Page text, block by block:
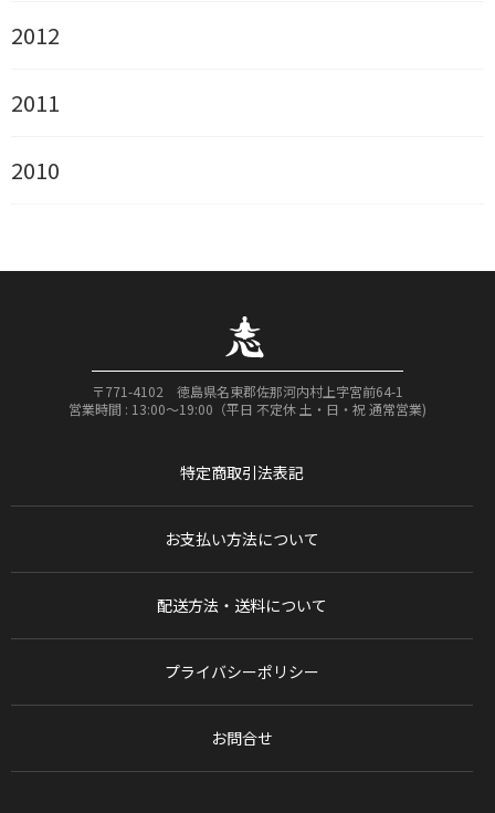
2012
2011
2010
〒771-4102 徳島県名東郡佐那河内村上字宮前64-1
営業時間 : 13:00〜19:00（平日 不定休 土・日・祝 通常営業)
特定商取引法表記
お支払い方法について
配送方法・送料について
プライバシーポリシー
お問合せ